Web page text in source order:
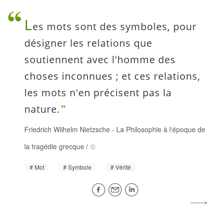
Les mots sont des symboles, pour
désigner les relations que
soutiennent avec l'homme des
choses inconnues ; et ces relations,
les mots n'en précisent pas la
nature.
Friedrich Wilhelm Nietzsche - La Philosophie à l'époque de
la tragédie grecque /
Mot Symbole Vérité